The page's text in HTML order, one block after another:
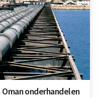
onderhandelen